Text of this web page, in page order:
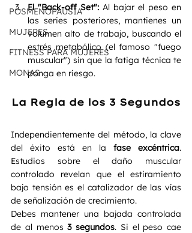
POSMENOPAUSIA
MUJERES
FITNESS PARA MUJERES
MONAS
El "Back-off Set": Al bajar el peso en
las series posteriores, mantienes un
volumen alto de trabajo, buscando el
estrés metabólico (el famoso "fuego
muscular") sin que la fatiga técnica te
ponga en riesgo.
La Regla de los 3 Segundos
Independientemente del método, la clave
del éxito está en la fase excéntrica.
Estudios sobre el daño muscular
controlado revelan que el estiramiento
bajo tensión es el catalizador de las vías
de señalización de crecimiento.
Debes mantener una bajada controlada
de al menos 3 segundos. Si el peso cae